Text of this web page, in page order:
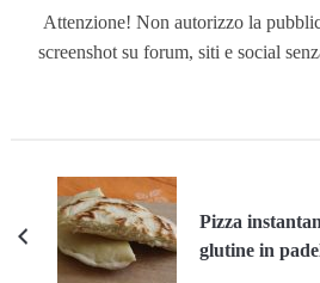
Attenzione! Non autorizzo la
screenshot su forum, siti e social
Pizza
glutine in